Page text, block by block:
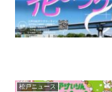
松戸ニュース